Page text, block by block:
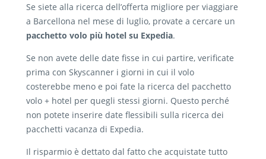
Se siete alla ricerca dell’offerta migliore per viaggiare
a Barcellona nel mese di luglio, provate a cercare un
pacchetto volo più hotel su Expedia.
Se non avete delle date fisse in cui partire, verificate
prima con Skyscanner i giorni in cui il volo
costerebbe meno e poi fate la ricerca del pacchetto
volo + hotel per quegli stessi giorni. Questo perché
non potete inserire date flessibili sulla ricerca dei
pacchetti vacanza di Expedia.
Il risparmio è dettato dal fatto che acquistate tutto